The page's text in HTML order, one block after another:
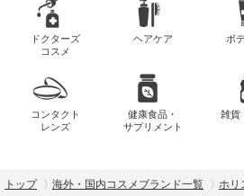
ドクターズ
コスメ
ヘアケア ボ
コンタクト
レンズ
健康食品・
サプリメント
雑貨
トップ 海外・国内コスメブランド一覧 ホリ